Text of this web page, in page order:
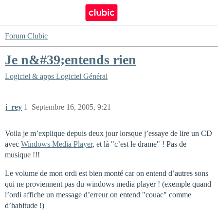
Forum Clubic
Je n&#39;entends rien
Logiciel & apps Logiciel Général
j_rey Septembre 16, 2005, 9:21
1
Voila je m’explique depuis deux jour lorsque j’essaye de lire un CD
avec Windows Media Player, et là "c’est le drame" ! Pas de
musique !!!
Le volume de mon ordi est bien monté car on entend d’autres sons
qui ne proviennent pas du windows media player ! (exemple quand
l’ordi affiche un message d’erreur on entend "couac" comme
d’habitude !)